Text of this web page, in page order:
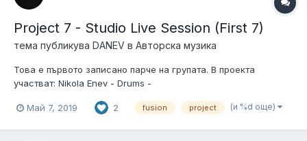
Project 7 - Studio Live Session (First 7)
тема публикува DANEV в Авторска музика
Това е първото записано парче на групата. В проекта
участват: Nikola Enev - Drums -
- https://www.facebook.com/petkov.pavelValentin Danev - Guitar
Май 7, 2019 2 fusion project (и %d още)